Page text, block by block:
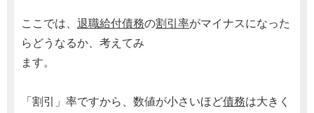
ここでは、 退職給付債務の割引率がマイナスになった
らどうなるか、考えてみ
ます。
「割引」率ですから、数値が小さいほど債務は大きく